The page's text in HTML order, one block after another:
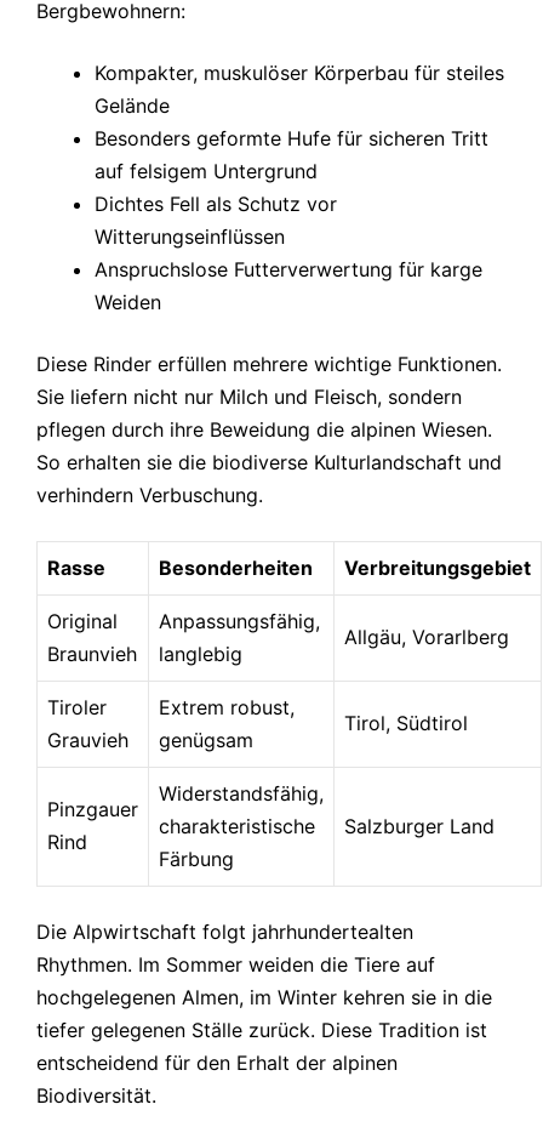
Bergbewohnern:
Kompakter, muskulöser Körperbau für steiles
Gelände
Besonders geformte Hufe für sicheren Tritt
auf felsigem Untergrund
Dichtes Fell als Schutz vor
Witterungseinflüssen
Anspruchslose Futterverwertung für karge
Weiden
Diese Rinder erfüllen mehrere wichtige Funktionen.
Sie liefern nicht nur Milch und Fleisch, sondern
pflegen durch ihre Beweidung die alpinen Wiesen.
So erhalten sie die biodiverse Kulturlandschaft und
verhindern Verbuschung.
Rasse Besonderheiten Verbreitungsgebiet
Original
Braunvieh
Anpassungsfähig,
langlebig
Allgäu, Vorarlberg
Tiroler
Grauvieh
Extrem robust,
genügsam
Tirol, Südtirol
Pinzgauer
Rind
Widerstandsfähig,
charakteristische
Färbung
Salzburger Land
Die Alpwirtschaft folgt jahrhundertealten
Rhythmen. Im Sommer weiden die Tiere auf
hochgelegenen Almen, im Winter kehren sie in die
tiefer gelegenen Ställe zurück. Diese Tradition ist
entscheidend für den Erhalt der alpinen
Biodiversität.